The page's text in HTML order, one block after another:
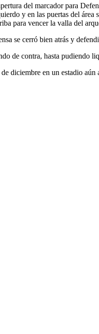
del marcador para
y en las puertas del
para vencer la valla del
se cerró bien atrás y
de contra, hasta pudiendo
diciembre en un estadio aún